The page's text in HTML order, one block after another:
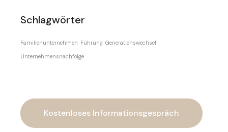
Schlagwörter
Familienunternehmen Führung Generationswechsel
Unternehmensnachfolge
Kostenloses Informationsgespräch